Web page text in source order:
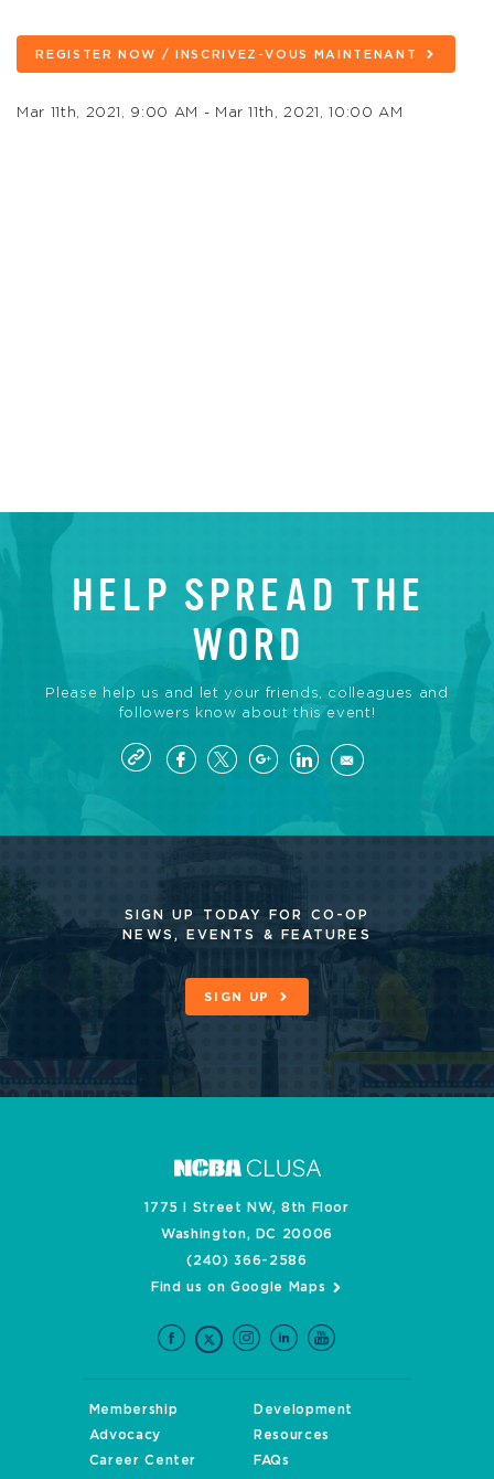
REGISTER NOW / INSCRIVEZ-VOUS MAINTENANT
Mar 11th, 2021, 9:00 AM - Mar 11th, 2021, 10:00 AM
HELP SPREAD THE
WORD
Please help us and let your friends, colleagues and
followers know about this event!
SIGN UP TODAY FOR CO-OP
NEWS, EVENTS & FEATURES
SIGN UP
1775 I Street NW, 8th Floor
Washington, DC 20006
(240) 366-2586
Find us on Google Maps
Membership
Development
Advocacy
Resources
Career Center
FAQs